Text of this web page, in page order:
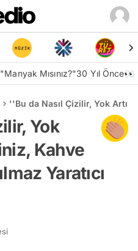
"Manyak Mısınız?"30 Yıl Önce👀
''Bu da Nasıl Çizilir, Yok
Yok
Kahve
Yaratıcı